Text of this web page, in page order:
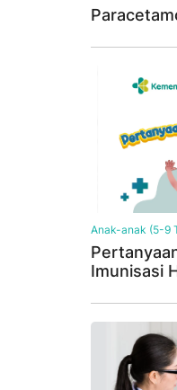
Anak-anak (5-9
Imunisasi